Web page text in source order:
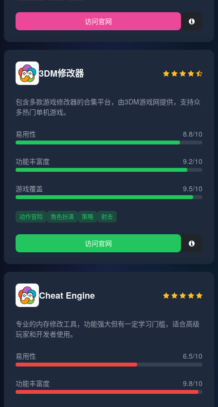
访问官网
3DM修改器
包含多款游戏修改器的合集平台，由3DM游戏网提供，支持众
多热门单机游戏。
易用性 8.8/10
功能丰富度 9.2/10
游戏覆盖 9.5/10
动作冒险 角色扮演 策略 射击
访问官网
Cheat Engine
专业的内存修改工具，功能强大但有一定学习门槛，适合高级
玩家和开发者使用。
易用性 6.5/10
功能丰富度 9.8/10